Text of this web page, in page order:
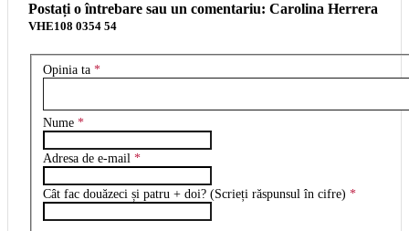
Postați o întrebare sau un comentariu: Carolina Herrera
VHE108 0354 54
Opinia ta *
Nume *
Adresa de e-mail *
Cât fac douăzeci și patru + doi? (Scrieți răspunsul în cifre) *